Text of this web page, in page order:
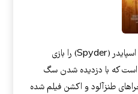
جیسون موموآ در این فیلم نقش اسپایدر (Spyder) را بازی
است که با دزدیده شدن سگ
طنزآلود و اکشن فیلم شده